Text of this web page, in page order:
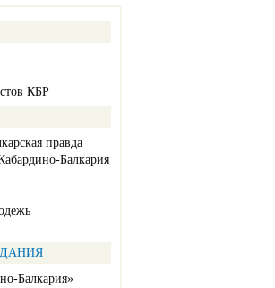
КБР
правда
Балкария
Балкария»